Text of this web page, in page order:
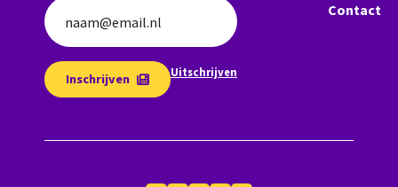
naam@email.nl
Inschrijven Uitschrijven
Contact